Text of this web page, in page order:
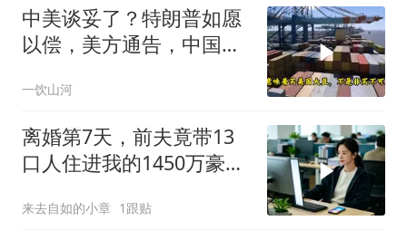
中美谈妥了？特朗普如愿
以偿，美方通告，中国增
一饮山河
离婚第7天，前夫竟带13
口人住进我的1450万豪
来去自如的小章 1跟贴